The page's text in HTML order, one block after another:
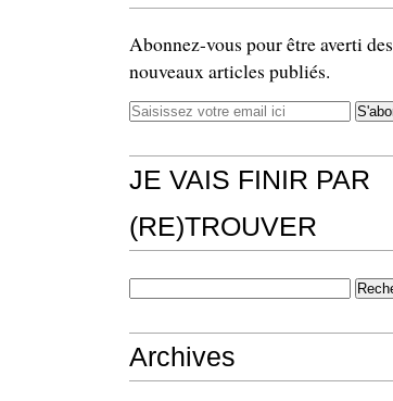
Abonnez-vous pour être averti des
nouveaux articles publiés.
JE VAIS FINIR PAR
(RE)TROUVER
Archives